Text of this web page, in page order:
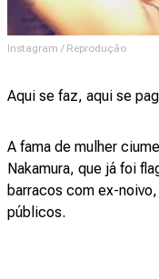
Instagram / Reprodução
Aqui se faz, aqui se
A fama de mulher
Nakamura, que já foi
barracos com ex-
públicos.